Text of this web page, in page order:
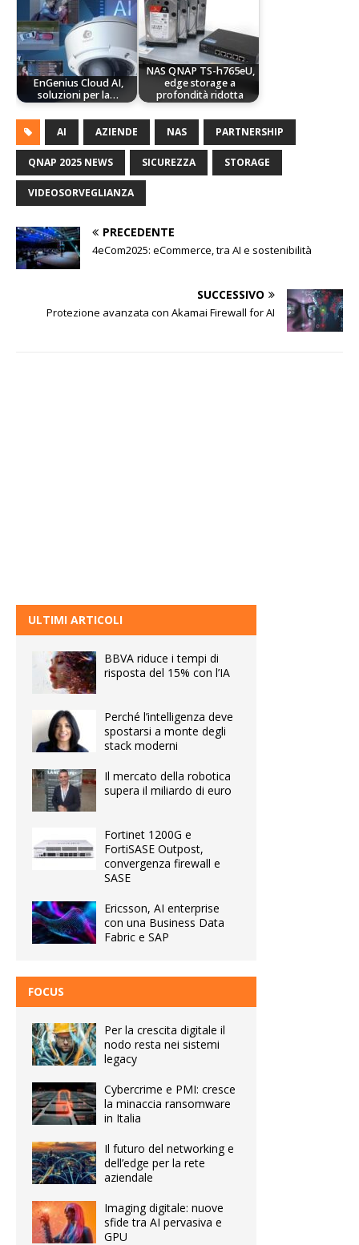
EnGenius Cloud AI,
soluzioni per la…
NAS QNAP TS-h765eU,
edge storage a
profondità ridotta
AI AZIENDE NAS PARTNERSHIP
QNAP 2025 NEWS SICUREZZA STORAGE
VIDEOSORVEGLIANZA
PRECEDENTE
4eCom2025: eCommerce, tra AI e sostenibilità
SUCCESSIVO
Protezione avanzata con Akamai Firewall for AI
ULTIMI ARTICOLI
BBVA riduce i tempi di
risposta del 15% con l’IA
Perché l’intelligenza deve
spostarsi a monte degli
stack moderni
Il mercato della robotica
supera il miliardo di euro
Fortinet 1200G e
FortiSASE Outpost,
convergenza firewall e
SASE
Ericsson, AI enterprise
con una Business Data
Fabric e SAP
FOCUS
Per la crescita digitale il
nodo resta nei sistemi
legacy
Cybercrime e PMI: cresce
la minaccia ransomware
in Italia
Il futuro del networking e
dell’edge per la rete
aziendale
Imaging digitale: nuove
sfide tra AI pervasiva e
GPU